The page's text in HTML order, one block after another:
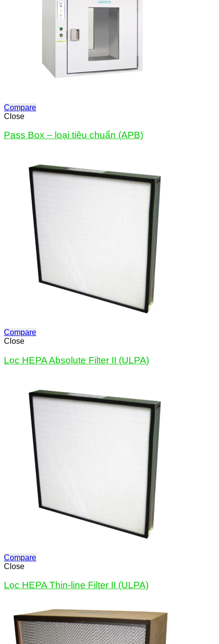
Compare
Close
Pass Box – loại tiêu chuẩn (APB)
Compare
Close
Lọc HEPA Absolute Filter II (ULPA)
Compare
Close
Lọc HEPA Thin-line Filter II (ULPA)